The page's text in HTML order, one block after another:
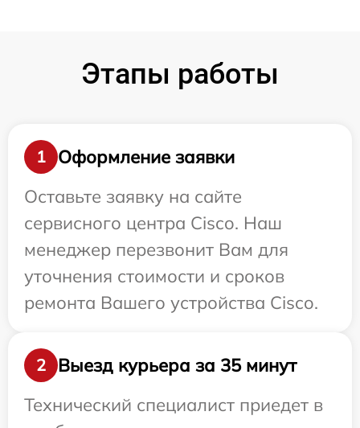
Этапы работы
1
Оформление заявки
Оставьте заявку на сайте
сервисного центра Cisco. Наш
менеджер перезвонит Вам для
уточнения стоимости и сроков
ремонта Вашего устройства Cisco.
2
Выезд курьера за 35 минут
Технический специалист приедет в